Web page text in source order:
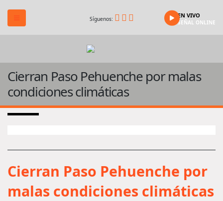
Síguenos: EN VIVO
SEÑAL ONLINE
Cierran Paso Pehuenche por malas
condiciones climáticas
Cierran Paso Pehuenche por
malas condiciones climáticas